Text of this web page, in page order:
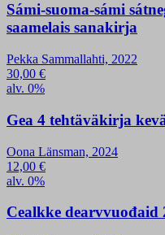
Sámi-suoma-sámi
saamelais sanakirja
Pekka Sammallahti, 2022
30,00 €
alv. 0%
Gea 4 tehtäväkirja
Oona Länsman, 2024
12,00 €
alv. 0%
Cealkke dearvvuođaid